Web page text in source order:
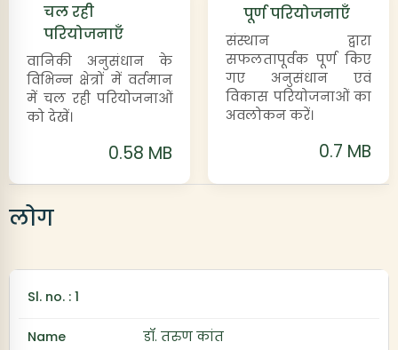
चल रही
परियोजनाएँ
वानिकी अनुसंधान के
विभिन्न क्षेत्रों में वर्तमान
में चल रही परियोजनाओं
को देखें।
0.58 MB
पूर्ण परियोजनाएँ
संस्थान द्वारा
सफलतापूर्वक पूर्ण किए
गए अनुसंधान एवं
विकास परियोजनाओं का
अवलोकन करें।
0.7 MB
लोग
डॉ. तरुण कांत